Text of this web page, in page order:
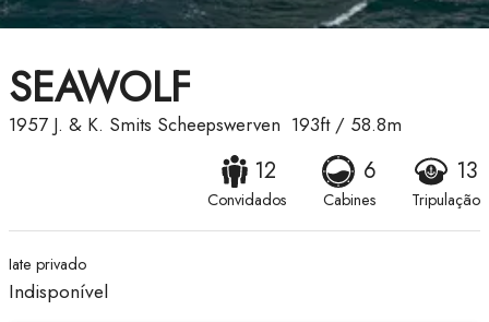
SEAWOLF
1957 J. & K. Smits Scheepswerven 193ft/ 58.8m
12
Convidados
6
Cabines
13
Tripulação
Iate privado
Indisponível